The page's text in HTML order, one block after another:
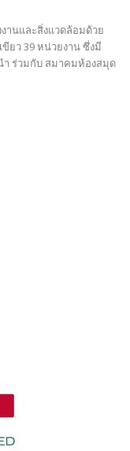
านและสิ่งแวดล้อมด้วย
ยว 39 หน่วยงาน ซึ่งมี
ร่วมกับ สมาคมห้องสมุด